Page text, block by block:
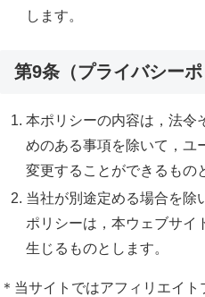
します。
第9条（プライバシーポ
本ポリシーの内容は，法令
めのある事項を除いて，ユ
変更することができるもの
当社が別途定める場合を除
ポリシーは，本ウェブサイ
生じるものとします。
＊当サイトではアフィリエイ